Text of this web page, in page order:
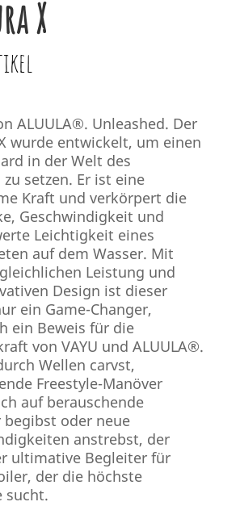
X
ALUULA®. Unleashed. Der
wurde entwickelt, um einen
in der Welt des
setzen. Er ist eine
Kraft und verkörpert die
Geschwindigkeit und
Leichtigkeit eines
auf dem Wasser. Mit
Leistung und
Design ist dieser
ein Game-Changer,
ein Beweis für die
von VAYU und ALUULA®.
Wellen carvst,
Freestyle-Manöver
auf berauschende
oder neue
anstrebst, der
ultimative Begleiter für
der die höchste
sucht.